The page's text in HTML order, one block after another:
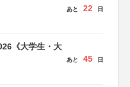
あと 22 日
《大学生・大
あと 45 日